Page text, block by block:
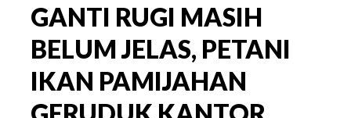
GANTI RUGI MASIH
BELUM JELAS, PETANI
IKAN PAMIJAHAN